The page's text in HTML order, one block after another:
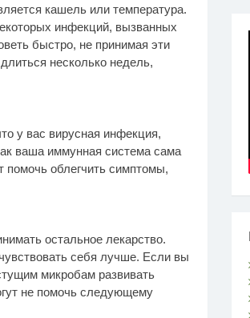
кашель или температура.
инфекций, вызванных
быстро, не принимая эти
несколько недель,
у вас вирусная инфекция,
ваша иммунная система сама
помочь облегчить симптомы,
остальное лекарство.
себя лучше. Если вы
микробам развивать
не помочь следующему